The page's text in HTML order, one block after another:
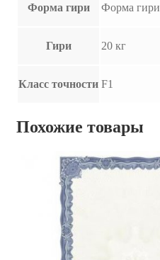
Форма гири Форма гири
Гири 20 кг
Класс точности F1
Похожие товары